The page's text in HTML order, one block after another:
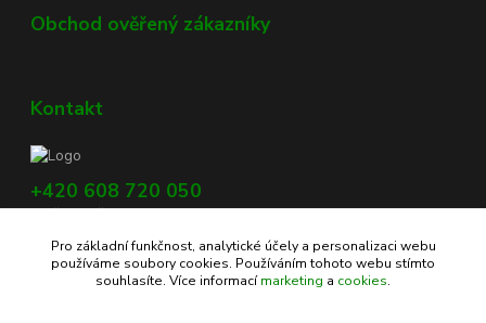
Obchod ověřený zákazníky
Kontakt
+420 608 720 050
Využijte náš chat, vpravo dole na obrazovce.
info@profikoreni.cz
Pro základní funkčnost, analytické účely a personalizaci webu
používáme soubory cookies. Používáním tohoto webu stímto
souhlasíte. Více informacímarketing a cookies.